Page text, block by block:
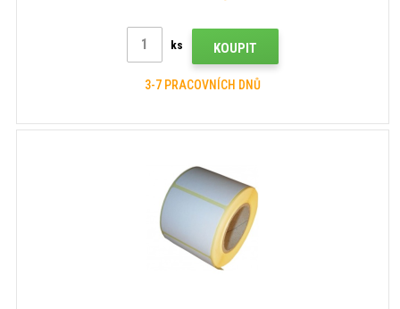
ks KOUPIT
3-7 PRACOVNÍCH DNŮ